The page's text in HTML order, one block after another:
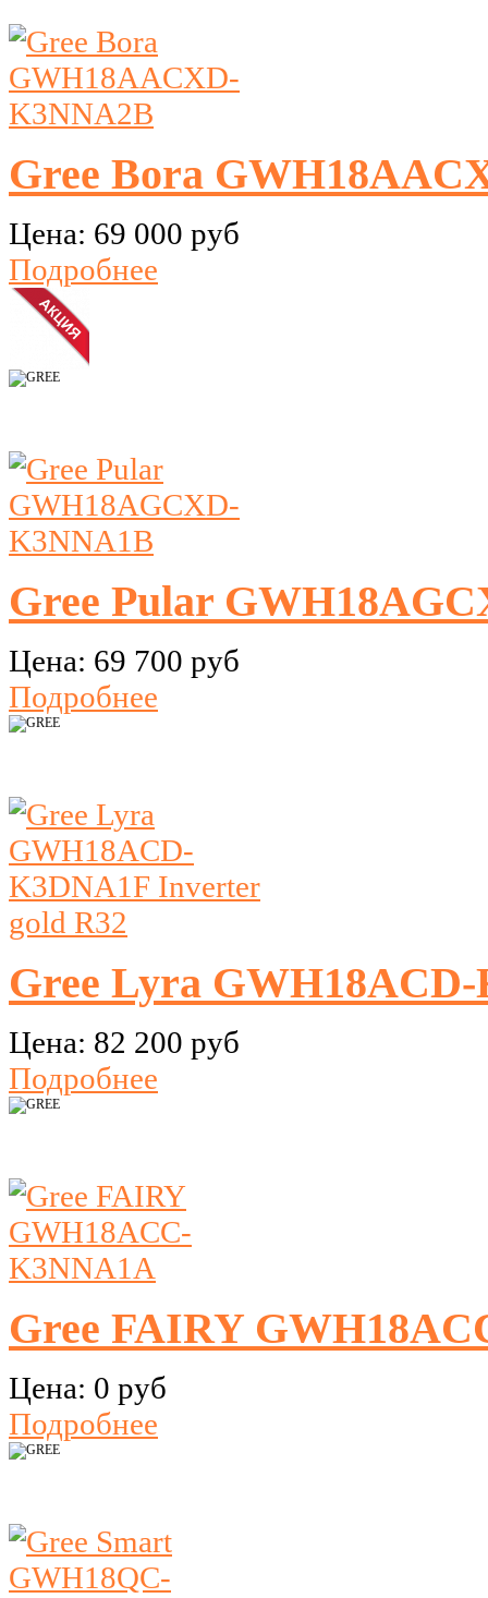
Gree Bora
Цена: 69 000 руб
Подробнее
Gree Pular
Цена: 69 700 руб
Подробнее
Gree Lyra
Цена: 82 200 руб
Подробнее
Gree FAIRY
Цена: 0 руб
Подробнее